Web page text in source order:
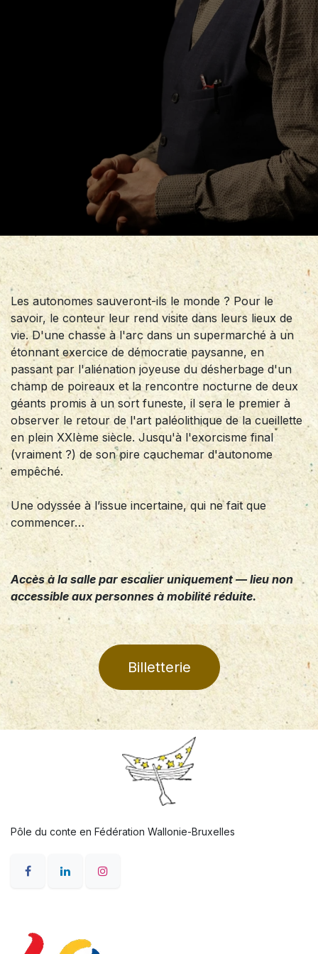
Les autonomes sauveront-ils le monde ? Pour le
savoir, le conteur leur rend visite dans leurs lieux de
vie. D'une chasse à l'arc dans un supermarché à un
étonnant exercice de démocratie paysanne, en
passant par l'aliénation joyeuse du désherbage d'un
champ de poireaux et la rencontre nocturne de deux
géants promis à un sort funeste, il sera le premier à
observer le retour de l'art paléolithique de la cueillette
en plein XXIème siècle. Jusqu'à l'exorcisme final
(vraiment ?) de son pire cauchemar d'autonome
empêché.
Une odyssée à l’issue incertaine, qui ne fait que
commencer…
Accès à la salle par escalier uniquement — lieu non
accessible aux personnes à mobilité réduite.
Billetterie
Pôle du conte en Fédération Wallonie-Bruxelles